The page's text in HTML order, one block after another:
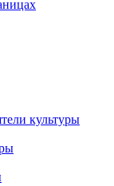
культуры